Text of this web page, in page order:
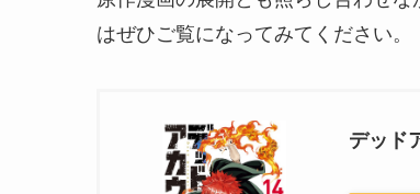
はぜひご覧になってみてください。
デッド